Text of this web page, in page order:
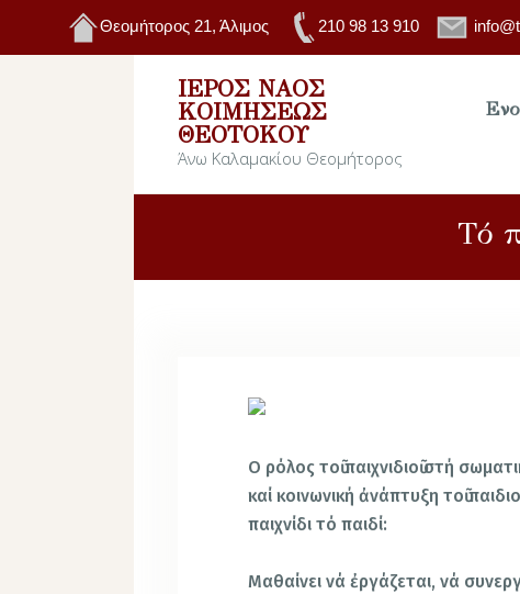
Θεομήτορος 21, Άλιμος 210 98 13 910
ΙΕΡΌΣ ΝΑΌΣ
ΚΟΙΜΉΣΕΩΣ
ΘΕΟΤΌΚΟΥ
Άνω Καλαμακίου Θεομήτορος
Τό
Ο ρόλος τοῦ παιχνιδιοῦ στή
καί κοινωνική ἀνάπτυξη τοῦ
παιχνίδι τό παιδί:
Μαθαίνει νά ἐργάζεται, νά